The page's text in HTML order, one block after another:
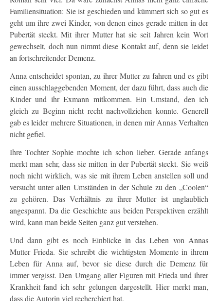
Familiensituation: Sie ist geschieden und kümmert sich so gut es
geht um ihre zwei Kinder, von denen eines gerade mitten in der
Pubertät steckt. Mit ihrer Mutter hat sie seit Jahren kein Wort
gewechselt, doch nun nimmt diese Kontakt auf, denn sie leidet
an fortschreitender Demenz.
Anna entscheidet spontan, zu ihrer Mutter zu fahren und es gibt
einen ausschlaggebenden Moment, der dazu führt, dass auch die
Kinder und ihr Exmann mitkommen. Ein Umstand, den ich
gleich zu Beginn nicht recht nachvollziehen konnte. Generell
gab es leider mehrere Situationen, in denen mir Annas Verhalten
nicht gefiel.
Ihre Tochter Sophie mochte ich schon lieber. Gerade anfangs
merkt man sehr, dass sie mitten in der Pubertät steckt. Sie weiß
noch nicht wirklich, was sie mit ihrem Leben anstellen soll und
versucht unter allen Umständen in der Schule zu den „Coolen“
zu gehören. Das Verhältnis zu ihrer Mutter ist unglaublich
angespannt. Da die Geschichte aus beiden Perspektiven erzählt
wird, kann man beide Seiten ganz gut verstehen.
Und dann gibt es noch Einblicke in das Leben von Annas
Mutter Frieda. Sie schreibt die wichtigsten Momente in ihrem
Leben für Anna auf, bevor sie diese durch die Demenz für
immer vergisst. Den Umgang aller Figuren mit Frieda und ihrer
Krankheit fand ich sehr gelungen dargestellt. Hier merkt man,
dass die Autorin viel recherchiert hat.